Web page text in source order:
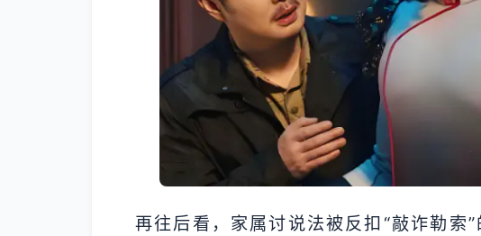
再往后看，家属讨说法被反扣“敲诈勒索